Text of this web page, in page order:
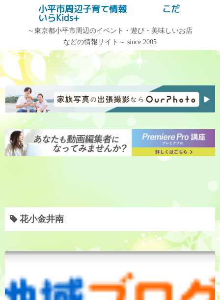
ツ
へ
キ
記事検索
記事カテゴリー
記
事
カ
テ
ゴ
リ
ー
カ
イ
小平市周辺子育て情報 こだ
いらKids+
～東京都小平市周辺のイベント・遊び・美味しいお店
などの情報サイト～ since 2005
花小金井南